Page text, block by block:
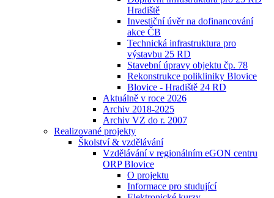
Hradiště
Investiční úvěr na dofinancování
akce ČB
Technická infrastruktura pro
výstavbu 25 RD
Stavební úpravy objektu čp. 78
Rekonstrukce polikliniky Blovice
Blovice - Hradiště 24 RD
Aktuálně v roce 2026
Archiv 2018-2025
Archiv VZ do r. 2007
Realizované projekty
Školství & vzdělávání
Vzdělávání v regionálním eGON centru
ORP Blovice
O projektu
Informace pro studující